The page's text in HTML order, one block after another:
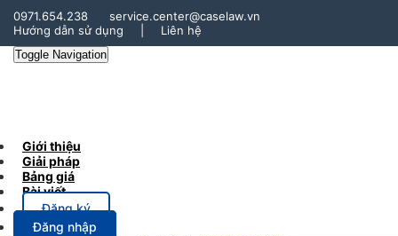
0971.654.238
service.center@caselaw.vn
Hướng dẫn sử dụng
Liên hệ
Toggle Navigation
Giới thiệu
Giải pháp
Bảng giá
Bài viết
Đăng ký
Đăng nhập